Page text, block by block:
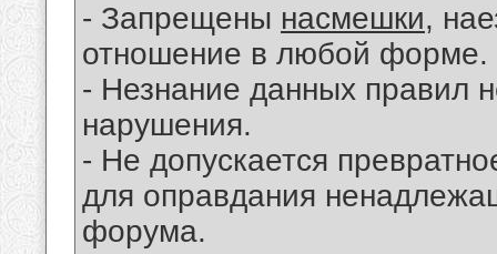
- Запрещены насмешки,
отношение в любой форме.
- Незнание данных правил
нарушения.
- Не допускается
для оправдания
форума.